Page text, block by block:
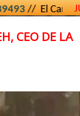
de
CEO DE LA